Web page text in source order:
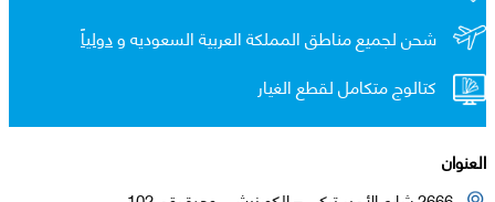
شحن لجميع مناطق المملكة العربية السعوديه ودولياً
كتالوج متكامل لقطع الغيار
العنوان